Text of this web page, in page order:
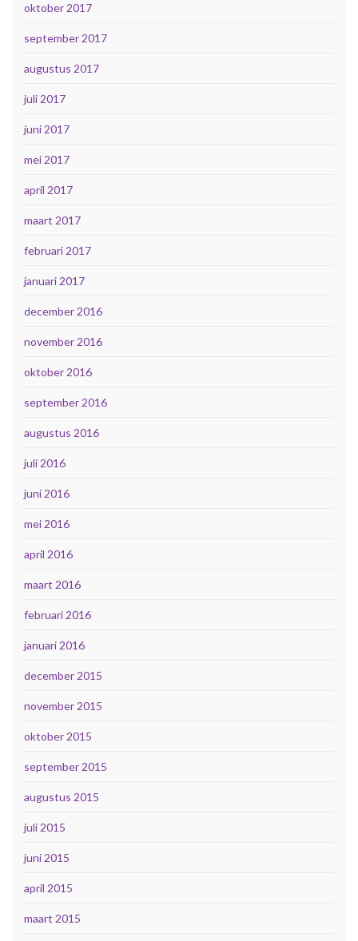
oktober 2017
september 2017
augustus 2017
juli 2017
juni 2017
mei 2017
april 2017
maart 2017
februari 2017
januari 2017
december 2016
november 2016
oktober 2016
september 2016
augustus 2016
juli 2016
juni 2016
mei 2016
april 2016
maart 2016
februari 2016
januari 2016
december 2015
november 2015
oktober 2015
september 2015
augustus 2015
juli 2015
juni 2015
april 2015
maart 2015